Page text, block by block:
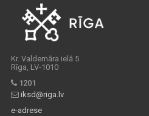
Kr. Valdemāra ielā 5
Rīga, LV-1010
1201
iksd@riga.lv
e-adrese